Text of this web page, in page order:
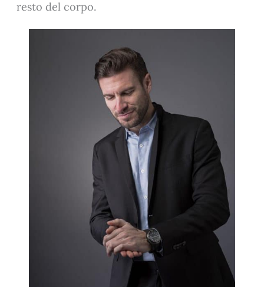
resto del corpo.